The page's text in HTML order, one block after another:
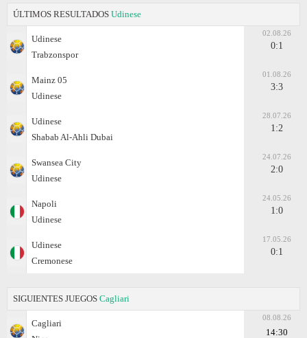
ÚLTIMOS RESULTADOS Udinese
Udinese
Trabzonspor
02.08.26
0:1
Mainz 05
Udinese
01.08.26
3:3
Udinese
Shabab Al-Ahli Dubai
28.07.26
1:2
Swansea City
Udinese
24.07.26
2:0
Napoli
Udinese
24.05.26
1:0
Udinese
Cremonese
17.05.26
0:1
SIGUIENTES JUEGOS Cagliari
Cagliari
08.08.26
14:30